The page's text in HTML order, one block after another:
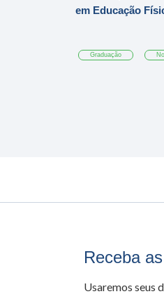
em Educação
Graduação
Receba
Usaremos seus